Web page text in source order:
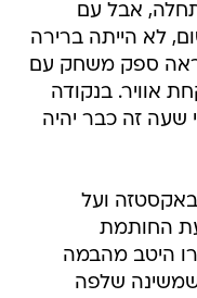
אבל עם
לא הייתה ברירה
נראה ספק משחק עם
אוויר. בנקודה
שעה זה כבר יהיה
ועל
החותמת
היטב מהבמה
שלפה